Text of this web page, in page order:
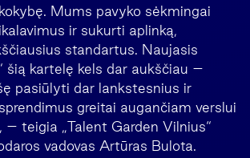
Mums pavyko sėkmingai
ir sukurti aplinką,
standartus. Naujasis
šią kartelę kels dar aukščiau –
pasiūlyti dar lankstesnius ir
greitai augančiam verslui
– teigia „Talent Garden Vilnius“
vadovas Artūras Bulota.